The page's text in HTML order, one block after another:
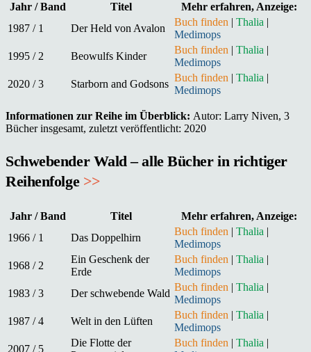
Jahr / Band Titel
Mehr erfahren, Anzeige:
1987 / 1
Der Held von Avalon
Buch finden | Thalia |
Medimops
1995 / 2
Beowulfs Kinder
Buch finden | Thalia |
Medimops
2020 / 3
Starborn and Godsons
Buch finden | Thalia |
Medimops
Informationen zur Reihe im Überblick: Autor: Larry Niven, 3
Bücher insgesamt, zuletzt veröffentlicht: 2020
Schwebender Wald – alle Bücher in richtiger
Reihenfolge >>
Jahr / Band Titel
Mehr erfahren, Anzeige:
1966 / 1
Das Doppelhirn
Buch finden | Thalia |
Medimops
1968 / 2
Ein Geschenk der
Erde
Buch finden | Thalia |
Medimops
1983 / 3
Der schwebende Wald
Buch finden | Thalia |
Medimops
1987 / 4
Welt in den Lüften
Buch finden | Thalia |
Medimops
2007 / 5
Die Flotte der
Buch finden | Thalia |